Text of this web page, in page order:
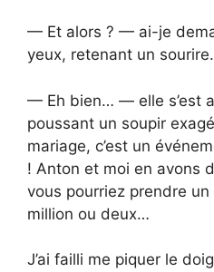
— Et alors ? — ai-je
yeux, retenant un sourire.
— Eh bien… — elle s’est
poussant un soupir
mariage, c’est un
! Anton et moi en avons
vous pourriez prendre
million ou deux…
J’ai failli me piquer le